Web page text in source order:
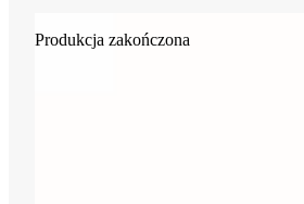
Produkcja zakończona